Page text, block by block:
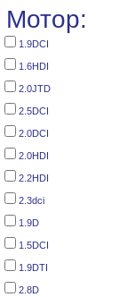
Мотор:
1.9DCI
1.6HDI
2.0JTD
2.5DCI
2.0DCI
2.0HDI
2.2HDI
2.3dci
1.9D
1.5DCI
1.9DTI
2.8D